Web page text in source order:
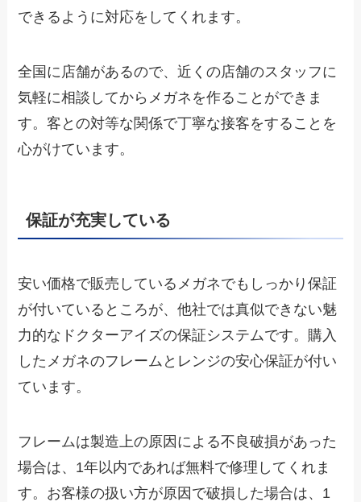
できるように対応をしてくれます。
全国に店舗があるので、近くの店舗のスタッフに
気軽に相談してからメガネを作ることができま
す。客との対等な関係で丁寧な接客をすることを
心がけています。
保証が充実している
安い価格で販売しているメガネでもしっかり保証
が付いているところが、他社では真似できない魅
力的なドクターアイズの保証システムです。購入
したメガネのフレームとレンジの安心保証が付い
ています。
フレームは製造上の原因による不良破損があった
場合は、1年以内であれば無料で修理してくれま
す。お客様の扱い方が原因で破損した場合は、1